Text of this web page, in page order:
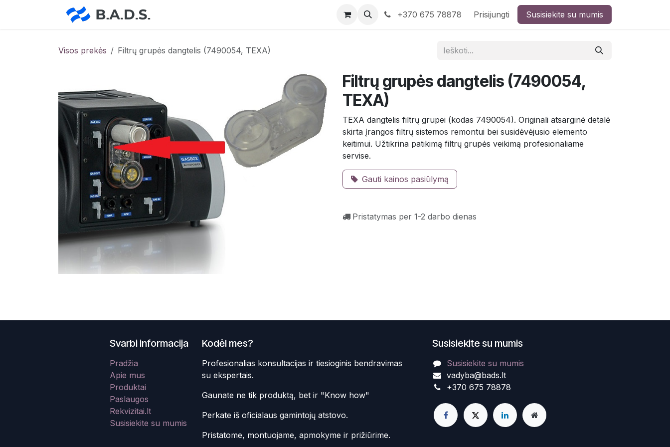
+370 675 78878 Prisijungti Susisiekite su mumis
Visos prekės Filtrų grupės dangtelis (7490054, TEXA)
Filtrų grupės dangtelis (7490054,
TEXA)
TEXA dangtelis filtrų grupei (kodas 7490054). Originali atsarginė detalė
skirta įrangos filtrų sistemos remontui bei susidėvėjusio elemento
keitimui. Užtikrina patikimą filtrų grupės veikimą profesionaliame
servise.
Gauti kainos pasiūlymą
Pristatymas per 1-2 darbo dienas
Susisiekite su mumis
Susisiekite su mumis
vadyba@bads.lt
+370 675 78878
Kodėl mes?
Profesionalias konsultacijas ir tiesioginis bendravimas
su ekspertais.
Gaunate ne tik produktą, bet ir "Know how"
Perkate iš oficialaus gamintojų atstovo.
Pristatome, montuojame, apmokyme ir prižiūrime.
Svarbi informacija
Pradžia
Apie mus
Produktai
Paslaugos
Rekvizitai.lt
Susisiekite su mumis